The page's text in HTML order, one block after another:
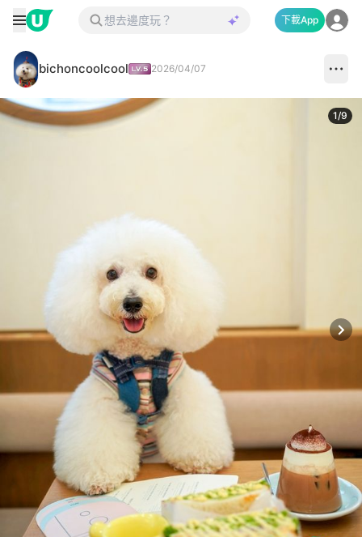
下載App
bichoncoolcool 2026/04/07
1/9